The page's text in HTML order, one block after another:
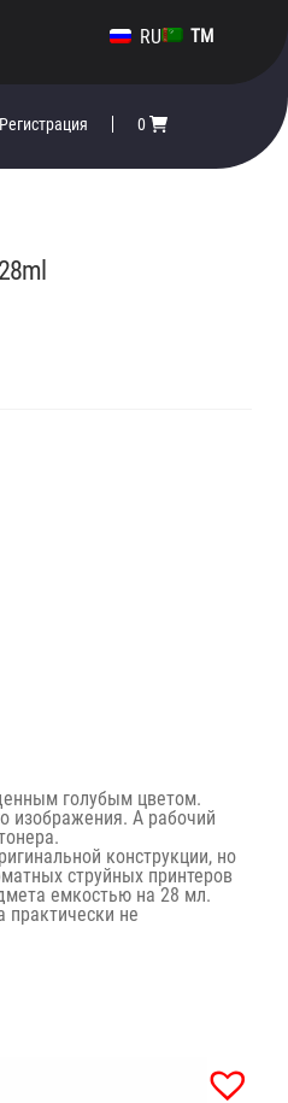
RU TM
Регистрация 0
голубым цветом.
изображения. А рабочий
конструкции, но
струйных принтеров
емкостью на 28 мл.
практически не